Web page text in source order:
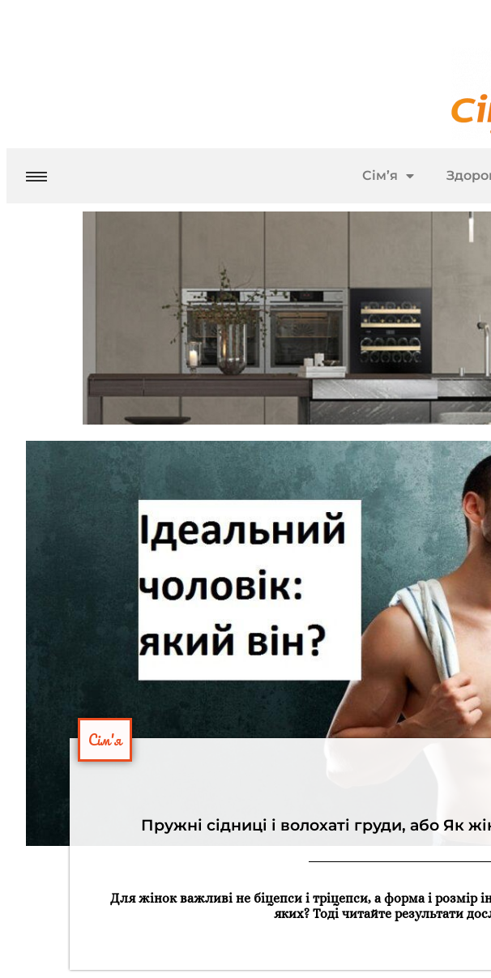
Сім’я
Сім'я
Пружні сідниці і волохаті груди, або Як
Для жінок важливі не біцепси і тріцепси, а форма і розмір
яких? Тоді читайте результати